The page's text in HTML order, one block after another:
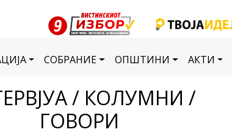
СОБРАНИЕ ОПШТИНИ АКТИ
/ КОЛУМНИ /
ГОВОРИ